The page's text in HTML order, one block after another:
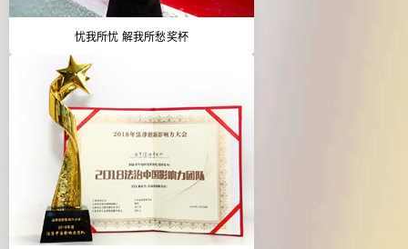
忧我所忧 解我所愁奖杯